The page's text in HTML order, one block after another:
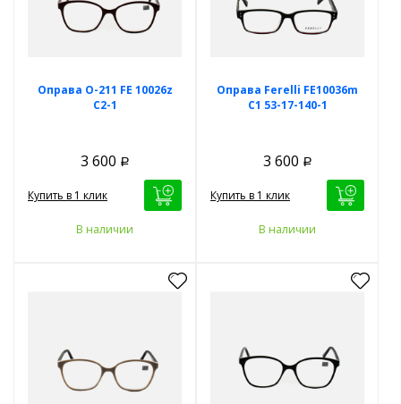
Оправа O-211 FE 10026z
С2-1
3 600 Р
Купить в 1 клик
В наличии
Оправа Ferelli FE10036m
C1 53-17-140-1
3 600 Р
Купить в 1 клик
В наличии